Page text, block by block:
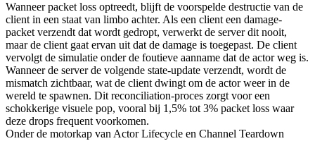
Wanneer packet loss optreedt, blijft de voorspelde destructie van de
client in een staat van limbo achter. Als een client een damage-
packet verzendt dat wordt gedropt, verwerkt de server dit nooit,
maar de client gaat ervan uit dat de damage is toegepast. De client
vervolgt de simulatie onder de foutieve aanname dat de actor weg is.
Wanneer de server de volgende state-update verzendt, wordt de
mismatch zichtbaar, wat de client dwingt om de actor weer in de
wereld te spawnen. Dit reconciliation-proces zorgt voor een
schokkerige visuele pop, vooral bij 1,5% tot 3% packet loss waar
deze drops frequent voorkomen.
Onder de motorkap van Actor Lifecycle en Channel Teardown